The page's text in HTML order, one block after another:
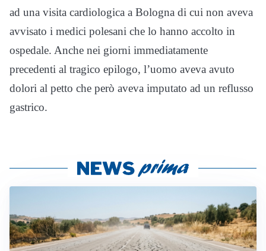
ad una visita cardiologica a Bologna di cui non aveva
avvisato i medici polesani che lo hanno accolto in
ospedale. Anche nei giorni immediatamente
precedenti al tragico epilogo, l’uomo aveva avuto
dolori al petto che però aveva imputato ad un reflusso
gastrico.